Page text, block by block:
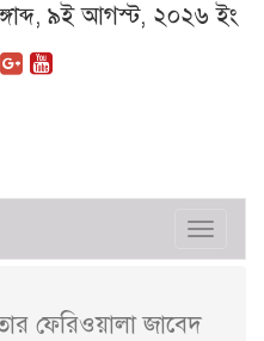
৯ই আগস্ট, ২০২৬ ইং
ফেরিওয়ালা জাবেদ